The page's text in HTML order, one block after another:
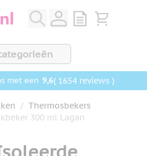
View quote,
Bekijk
met een 9,6( 1654 reviews )
/ Thermosbekers
300 ml Lagan